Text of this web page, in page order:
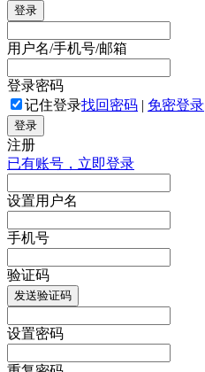
登录
用户名/手机号/邮箱
登录密码
记住登录找回密码 | 免密登录
登录
注册
已有账号，立即登录
设置用户名
手机号
验证码
发送验证码
设置密码